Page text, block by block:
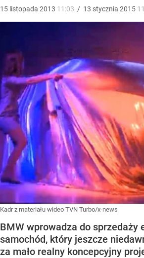
15 listopada 2013 11:03 / 13 stycznia 2015
Kadr z materiału wideo TVN Turbo/x-news
BMW wprowadza do sprzedaży
samochód, który jeszcze
za mało realny koncepcyjny